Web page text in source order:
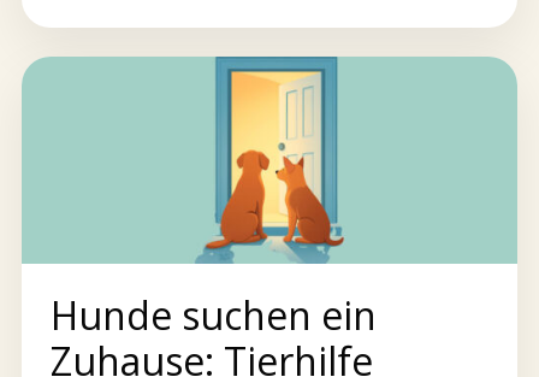
Hunde suchen ein
Zuhause: Tierhilfe